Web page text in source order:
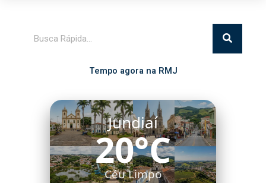
Tempo agora na RMJ
Jundiaí
20°C
Céu Limpo